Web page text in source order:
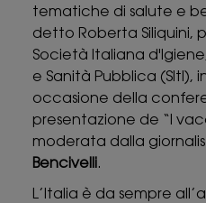
tematiche di salute e
detto Roberta Siliquini,
Società Italiana
e Sanità Pubblica (SItI),
occasione della
presentazione de “I
moderata dalla
Bencivelli.
L’Italia è da sempre